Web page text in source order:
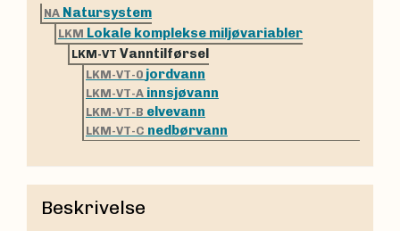
NA Natursystem
LKM Lokale komplekse miljøvariabler
LKM-VT Vanntilførsel
LKM-VT-0 jordvann
LKM-VT-A innsjøvann
LKM-VT-B elvevann
LKM-VT-C nedbørvann
Beskrivelse